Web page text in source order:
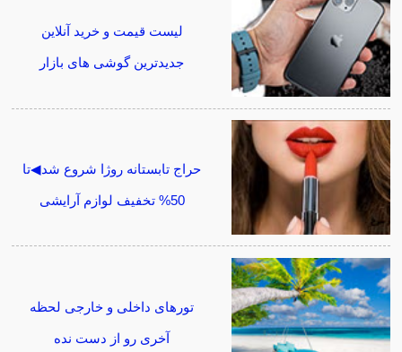
لیست قیمت و خرید آنلاین
جدیدترین گوشی های بازار
حراج تابستانه روژا شروع شد◀تا
50% تخفیف لوازم آرایشی
تورهای داخلی و خارجی لحظه
آخری رو از دست نده